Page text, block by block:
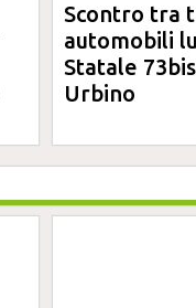
Scontro tra
automobili
Statale
Urbino